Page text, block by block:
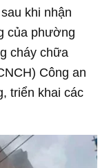
khi nhận
của phường
cháy chữa
Công an
triển khai các